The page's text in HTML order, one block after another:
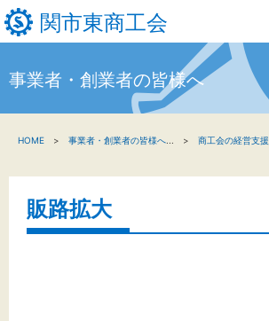
関市東商工会
新着情報
関係機関の方へ
事業者・創業者の皆様へ
HOME 事業者・創業者の皆様へ 商工会の経営支援
販路拡大